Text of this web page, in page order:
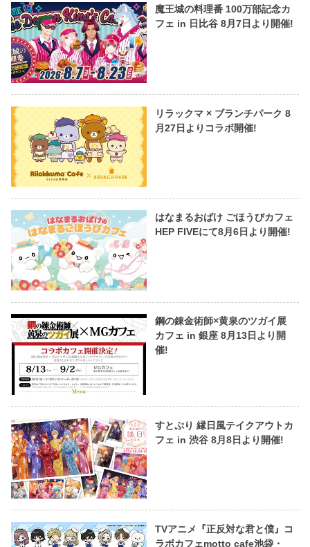
魔王城の料理番 100万部記念カ
フェ in 日比谷 8月7日より開催!
リラックマ × ブランチパーク 8
月27日よりコラボ開催!
はなまるおばけ ごほうびカフェ
HEP FIVEにて8月6日より開催!
鋼の錬金術師×黄泉のツガイ展
カフェ in 銀座 8月13日より開
催!
すとぷり 縁日風テイクアウトカ
フェ in 渋谷 8月8日より開催!
TVアニメ『正反対な君と僕』コ
ラボカフェmotto cafe池袋・